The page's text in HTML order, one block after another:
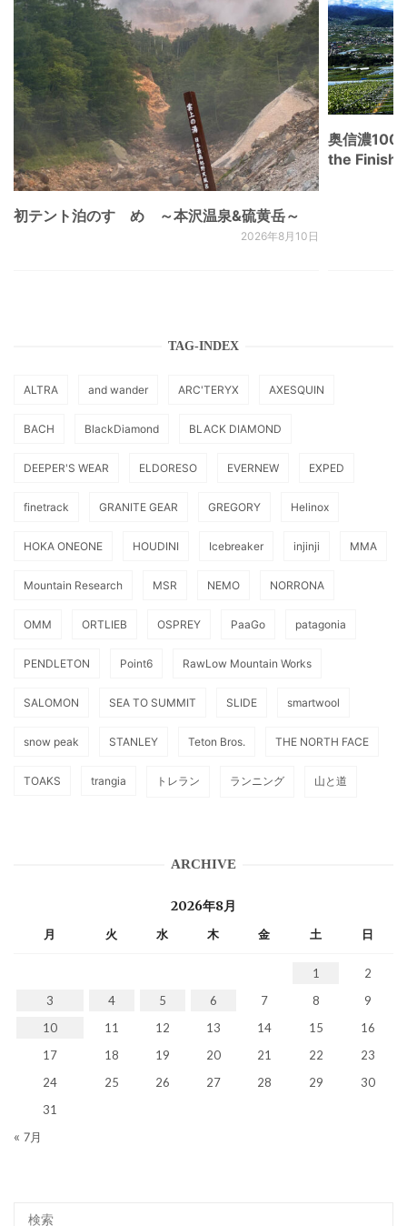
初テント泊のすゝめ ～本沢温泉&硫黄岳～
2026年8月10日
奥信濃100
the Finish
TAG-INDEX
ALTRA and wander ARC'TERYX AXESQUIN
BACH BlackDiamond BLACK DIAMOND
DEEPER'S WEAR ELDORESO EVERNEW EXPED
finetrack GRANITE GEAR GREGORY Helinox
HOKA ONEONE HOUDINI Icebreaker injinji MMA
Mountain Research MSR NEMO NORRONA
OMM ORTLIEB OSPREY PaaGo patagonia
PENDLETON Point6 RawLow Mountain Works
SALOMON SEA TO SUMMIT SLIDE smartwool
snow peak STANLEY Teton Bros. THE NORTH FACE
TOAKS trangia トレラン ランニング 山と道
ARCHIVE
2026年8月
月 火 水 木 金 土 日
1
2
3
4 5 6 7 8
9
10
11 12 13 14 15
16
17
18 19 20 21 22
23
24
25 26 27 28 29
30
31
« 7月